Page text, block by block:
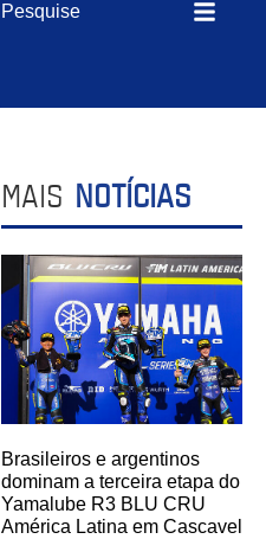
MAIS NOTÍCIAS
Brasileiros e argentinos
dominam a terceira etapa do
Yamalube R3 BLU CRU
América Latina em Cascavel